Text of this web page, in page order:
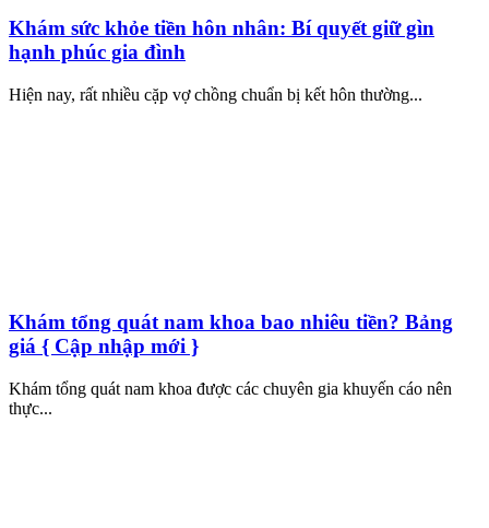
Khám sức khỏe tiền hôn nhân: Bí quyết giữ gìn
hạnh phúc gia đình
Hiện nay, rất nhiều cặp vợ chồng chuẩn bị kết hôn thường...
Khám tổng quát nam khoa bao nhiêu tiền? Bảng
giá { Cập nhập mới }
Khám tổng quát nam khoa được các chuyên gia khuyến cáo nên
thực...